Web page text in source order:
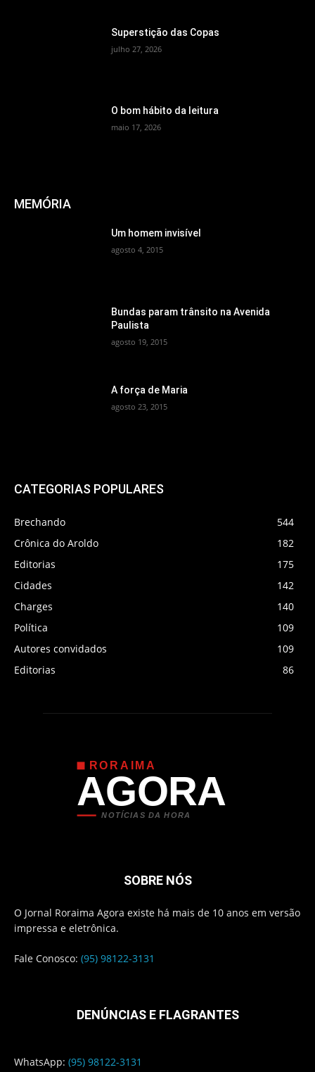
Superstição das Copas
julho 27, 2026
O bom hábito da leitura
maio 17, 2026
MEMÓRIA
Um homem invisível
agosto 4, 2015
Bundas param trânsito na Avenida
Paulista
agosto 19, 2015
A força de Maria
agosto 23, 2015
CATEGORIAS POPULARES
Brechando
544
Crônica do Aroldo
182
Editorias
175
Cidades
142
Charges
140
Política
109
Autores convidados
109
Editorias
86
RORAIMA
AGORA
NOTÍCIAS DA HORA
SOBRE NÓS
O Jornal Roraima Agora existe há mais de 10 anos em versão
impressa e eletrônica.
Fale Conosco: (95) 98122-3131
DENÚNCIAS E FLAGRANTES
WhatsApp: (95) 98122-3131